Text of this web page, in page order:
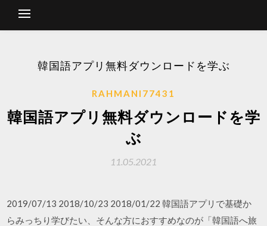
韓国語アプリ無料ダウンロードを学ぶ
RAHMANI77431
韓国語アプリ無料ダウンロードを学
ぶ
11.05.2021
2019/07/13 2018/10/23 2018/01/22 韓国語アプリで基礎か
らみっちり学びたい、そんな方におすすめなのが「韓国語へ旅